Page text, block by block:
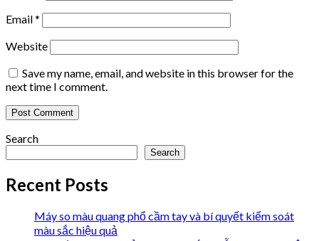
Email*
Website
Save my name, email, and website in this browser for the
next time I comment.
Search
Search
Recent Posts
Máy so màu quang phổ cầm tay và bí quyết kiểm soát
màu sắc hiệu quả